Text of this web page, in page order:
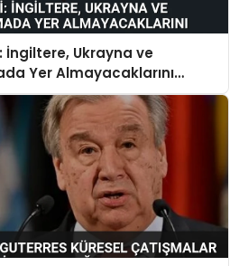
İngiltere, Ukrayna ve
Yer Almayacaklarını